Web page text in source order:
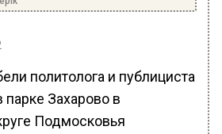
политолога и публициста
Захарово в
Подмосковья